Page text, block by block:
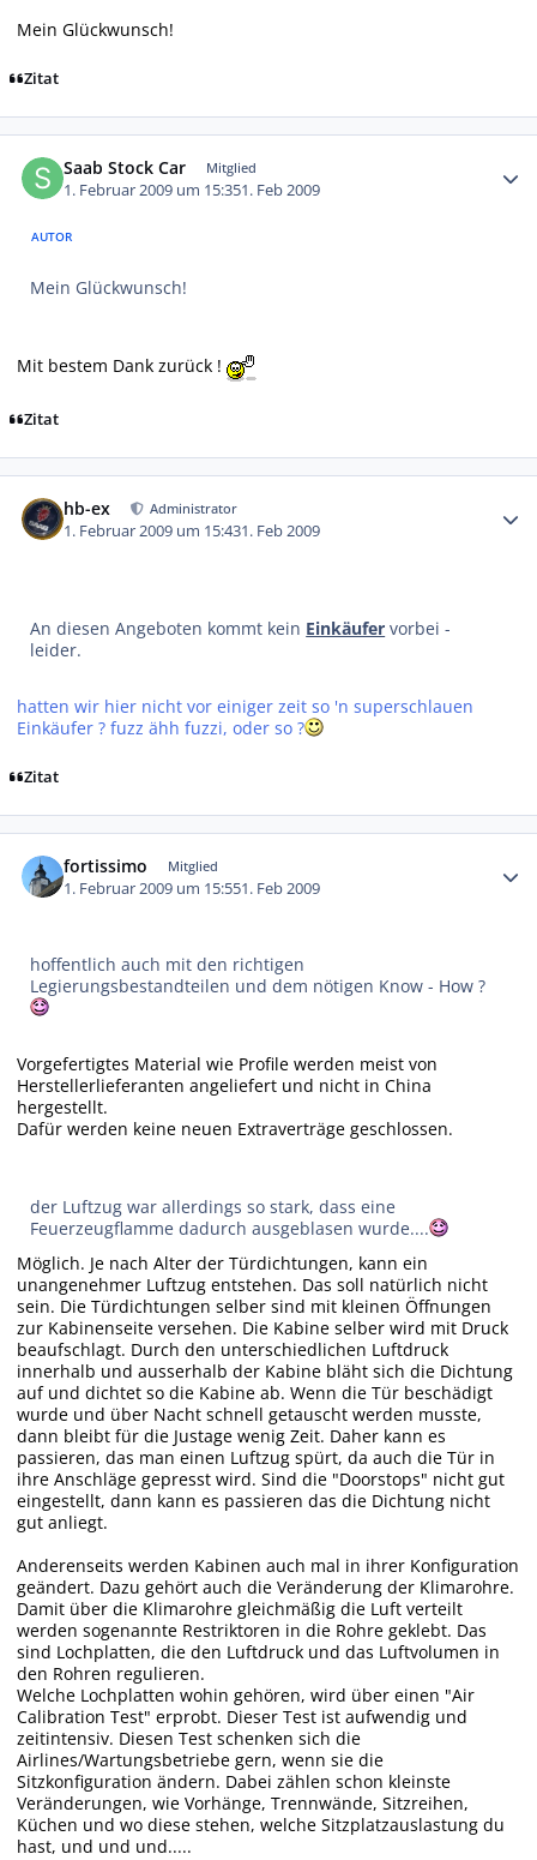
Mein Glückwunsch!
Zitat
Saab Stock Car Mitglied
1. Februar 2009 um 15:351. Feb 2009
AUTOR
Mein Glückwunsch!
Mit bestem Dank zurück !
Zitat
hb-ex Administrator
1. Februar 2009 um 15:431. Feb 2009
An diesen Angeboten kommt kein Einkäufer vorbei -
leider.
hatten wir hier nicht vor einiger zeit so 'n superschlauen
Einkäufer ? fuzz ähh fuzzi, oder so ?
Zitat
fortissimo Mitglied
1. Februar 2009 um 15:551. Feb 2009
hoffentlich auch mit den richtigen
Legierungsbestandteilen und dem nötigen Know - How ?
Vorgefertigtes Material wie Profile werden meist von
Herstellerlieferanten angeliefert und nicht in China
hergestellt.
Dafür werden keine neuen Extraverträge geschlossen.
der Luftzug war allerdings so stark, dass eine
Feuerzeugflamme dadurch ausgeblasen wurde....
Möglich. Je nach Alter der Türdichtungen, kann ein
unangenehmer Luftzug entstehen. Das soll natürlich nicht
sein. Die Türdichtungen selber sind mit kleinen Öffnungen
zur Kabinenseite versehen. Die Kabine selber wird mit Druck
beaufschlagt. Durch den unterschiedlichen Luftdruck
innerhalb und ausserhalb der Kabine bläht sich die Dichtung
auf und dichtet so die Kabine ab. Wenn die Tür beschädigt
wurde und über Nacht schnell getauscht werden musste,
dann bleibt für die Justage wenig Zeit. Daher kann es
passieren, das man einen Luftzug spürt, da auch die Tür in
ihre Anschläge gepresst wird. Sind die "Doorstops" nicht gut
eingestellt, dann kann es passieren das die Dichtung nicht
gut anliegt.
Anderenseits werden Kabinen auch mal in ihrer Konfiguration
geändert. Dazu gehört auch die Veränderung der Klimarohre.
Damit über die Klimarohre gleichmäßig die Luft verteilt
werden sogenannte Restriktoren in die Rohre geklebt. Das
sind Lochplatten, die den Luftdruck und das Luftvolumen in
den Rohren regulieren.
Welche Lochplatten wohin gehören, wird über einen "Air
Calibration Test" erprobt. Dieser Test ist aufwendig und
zeitintensiv. Diesen Test schenken sich die
Airlines/Wartungsbetriebe gern, wenn sie die
Sitzkonfiguration ändern. Dabei zählen schon kleinste
Veränderungen, wie Vorhänge, Trennwände, Sitzreihen,
Küchen und wo diese stehen, welche Sitzplatzauslastung du
hast, und und und.....